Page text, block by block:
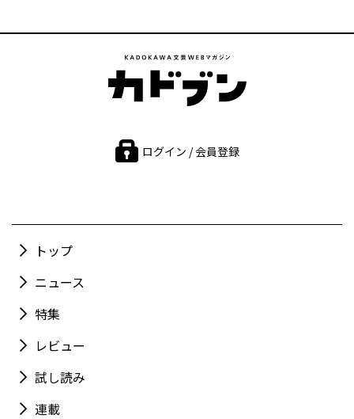
ログイン / 会員登録
トップ
ニュース
特集
レビュー
試し読み
連載